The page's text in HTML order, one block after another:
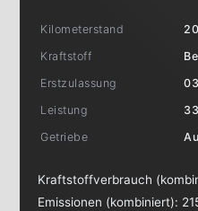
Kilometerstand
Kraftstoff
Erstzulassung
Leistung
Getriebe
Kraftstoffverbrauch
Emissionen (kombiniert):